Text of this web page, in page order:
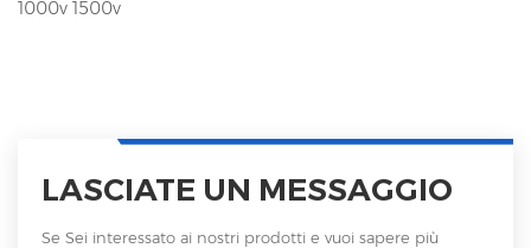
1000v 1500v
LASCIATE UN MESSAGGIO
Se Sei interessato ai nostri prodotti e vuoi sapere più